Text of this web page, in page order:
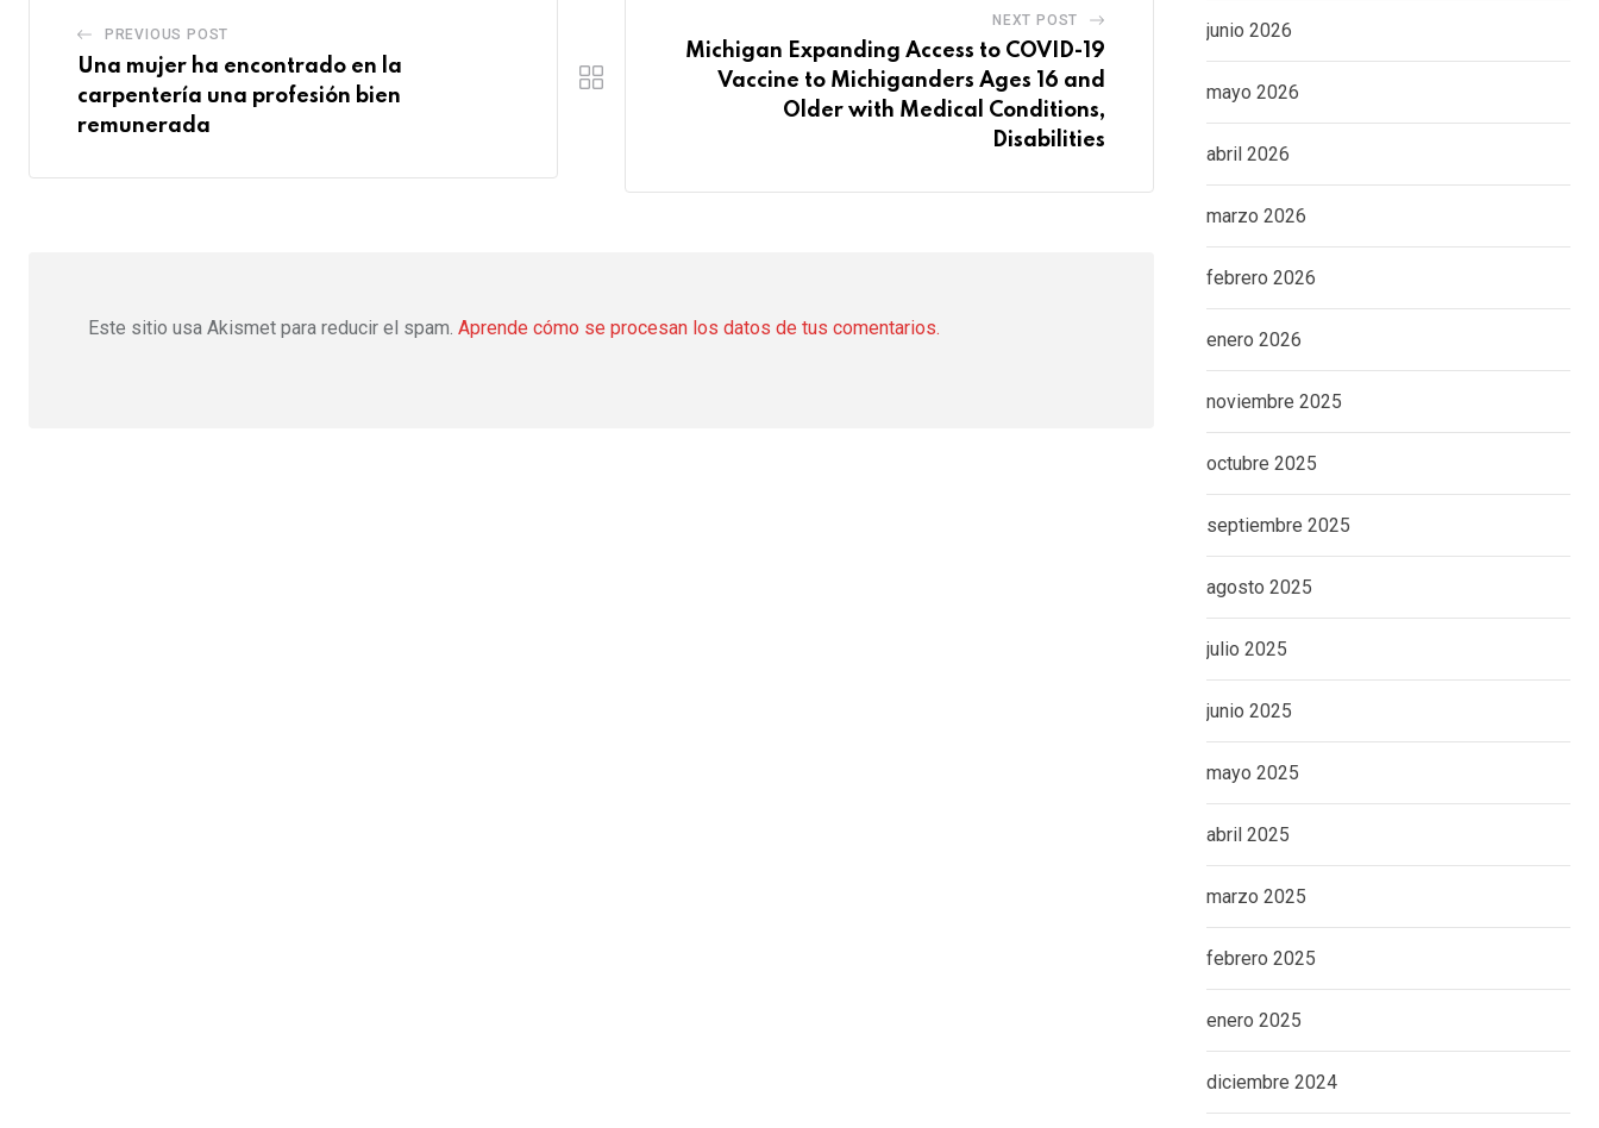
PREVIOUS POST
Una mujer ha encontrado en la
carpentería una profesión bien
remunerada
NEXT POST
Michigan Expanding Access to COVID-19
Vaccine to Michiganders Ages 16 and
Older with Medical Conditions,
Disabilities
Este sitio usa Akismet para reducir el spam. Aprende cómo se procesan los datos de tus comentarios.
junio 2026
mayo 2026
abril 2026
marzo 2026
febrero 2026
enero 2026
noviembre 2025
octubre 2025
septiembre 2025
agosto 2025
julio 2025
junio 2025
mayo 2025
abril 2025
marzo 2025
febrero 2025
enero 2025
diciembre 2024